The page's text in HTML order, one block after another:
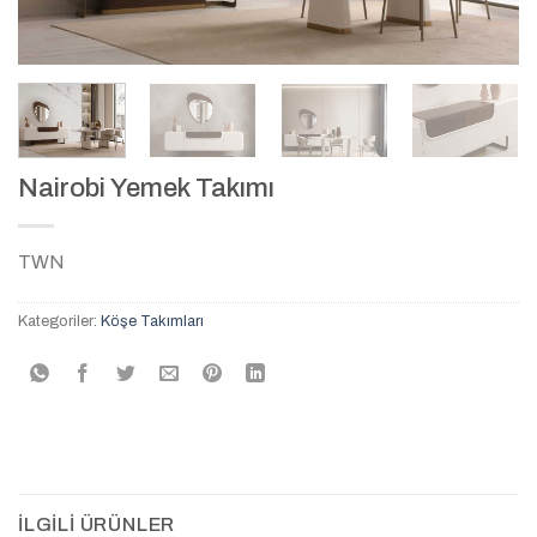
Nairobi Yemek Takımı
TWN
Kategoriler: Köşe Takımları
İLGILI ÜRÜNLER